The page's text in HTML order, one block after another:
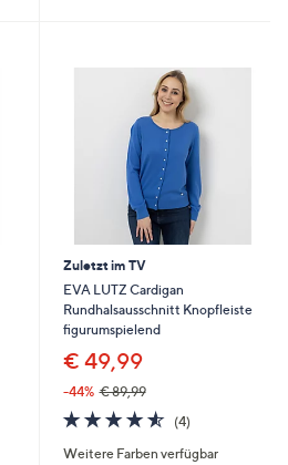
Zuletzt im TV
EVA LUTZ Cardigan
Rundhalsausschnitt Knopfleiste
figurumspielend
€ 49,99
-44% € 89,99
4.5
von
5
(4)4
Weitere Farben verfügbar